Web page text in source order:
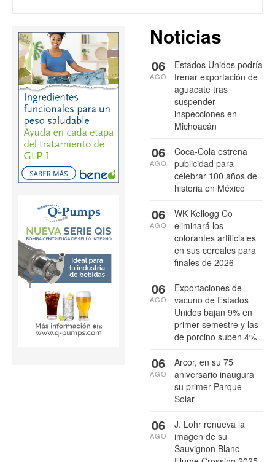
Noticias
Estados Unidos podría
frenar exportación de
aguacate tras
suspender
inspecciones en
Michoacán
06
AGO
Coca-Cola estrena
publicidad para
celebrar 100 años de
historia en México
06
AGO
WK Kellogg Co
eliminará los
colorantes artificiales
en sus cereales para
finales de 2026
06
AGO
Exportaciones de
vacuno de Estados
Unidos bajan 9% en
primer semestre y las
de porcino suben 4%
06
AGO
Arcor, en su 75
aniversario inaugura
su primer Parque
Solar
06
AGO
J. Lohr renueva la
imagen de su
Sauvignon Blanc
06
AGO